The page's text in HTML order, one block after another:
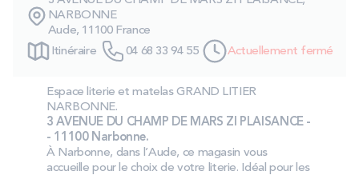
PROMOS
Nos engagements
NARBONNE
Aude, 11100 France
Itinéraire
04 68 33 94 55 Actuellement fermé
Espace literie et matelas GRAND LITIER
NARBONNE.
3 AVENUE DU CHAMP DE MARS ZI PLAISANCE -
- 11100 Narbonne.
À Narbonne, dans l’Aude, ce magasin vous
accueille pour le choix de votre literie. Idéal pour les